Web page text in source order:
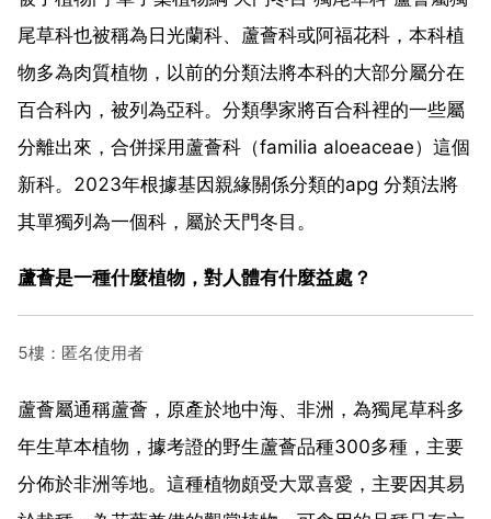
尾草科也被稱為日光蘭科、蘆薈科或阿福花科，本科植
物多為肉質植物，以前的分類法將本科的大部分屬分在
百合科內，被列為亞科。分類學家將百合科裡的一些屬
分離出來，合併採用蘆薈科（familia aloeaceae）這個
新科。2023年根據基因親緣關係分類的apg 分類法將
其單獨列為一個科，屬於天門冬目。
蘆薈是一種什麼植物，對人體有什麼益處？
5樓：匿名使用者
蘆薈屬通稱蘆薈，原產於地中海、非洲，為獨尾草科多
年生草本植物，據考證的野生蘆薈品種300多種，主要
分佈於非洲等地。這種植物頗受大眾喜愛，主要因其易